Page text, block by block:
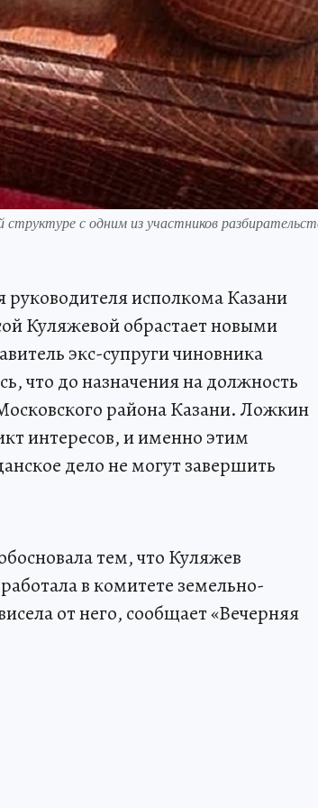
с одним из участников
руководителя исполкома Казани
Куляжевой обрастает новыми
экс-супруги чиновника
что до назначения на должность
района Казани. Ложкин
интересов, и именно этим
дело не могут завершить
тем, что Куляжев
в комитете земельно-
от него, сообщает «Вечерняя